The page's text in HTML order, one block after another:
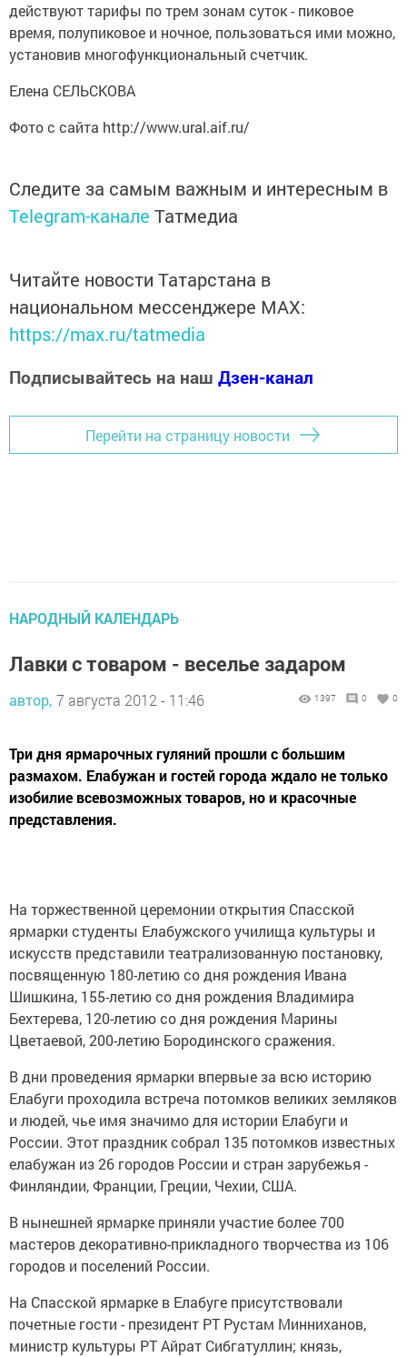
действуют тарифы по трем зонам суток - пиковое
время, полупиковое и ночное, пользоваться ими можно,
установив многофункциональный счетчик.
Елена СЕЛЬСКОВА
Фото с сайта http://www.ural.aif.ru/
Следите за самым важным и интересным в
Telegram-канале Татмедиа
Читайте новости Татарстана в
национальном мессенджере MАХ:
https://max.ru/tatmedia
Подписывайтесь на наш Дзен-канал
Перейти на страницу новости
НАРОДНЫЙ КАЛЕНДАРЬ
Лавки с товаром - веселье задаром
автор, 7 августа 2012 - 11:46 1397 0 0
Три дня ярмарочных гуляний прошли с большим
размахом. Елабужан и гостей города ждало не только
изобилие всевозможных товаров, но и красочные
представления.
На торжественной церемонии открытия Спасской
ярмарки студенты Елабужского училища культуры и
искусств представили театрализованную постановку,
посвященную 180-летию со дня рождения Ивана
Шишкина, 155-летию со дня рождения Владимира
Бехтерева, 120-летию со дня рождения Марины
Цветаевой, 200-летию Бородинского сражения.
В дни проведения ярмарки впервые за всю историю
Елабуги проходила встреча потомков великих земляков
и людей, чье имя значимо для истории Елабуги и
России. Этот праздник собрал 135 потомков известных
елабужан из 26 городов России и стран зарубежья -
Финляндии, Франции, Греции, Чехии, США.
В нынешней ярмарке приняли участие более 700
мастеров декоративно-прикладного творчества из 106
городов и поселений России.
На Спасской ярмарке в Елабуге присутствовали
почетные гости - президент РТ Рустам Минниханов,
министр культуры РТ Айрат Сибгатуллин; князь,